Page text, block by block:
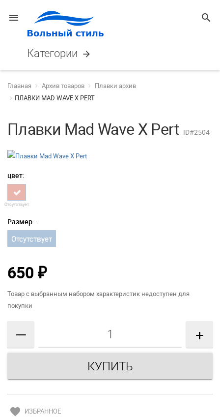
menu search
Категории arrow_forward
Главная Архив товаров
Плавки архив
ПЛАВКИ MAD WAVE X PERT
Плавки Mad Wave X Pert ID#2504
цвет:
Отсутствует
Размер: :
Отсутствует
650 ₽
Товар с выбранным набором характеристик недоступен для
покупки
— +
favorite ИЗБРАННОЕ